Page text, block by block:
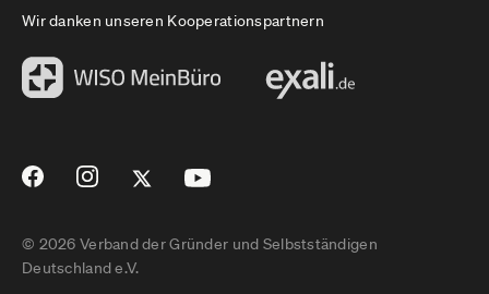
Wir danken unseren Kooperationspartnern
© 2026 Verband der Gründer und Selbstständigen
Deutschland e.V.